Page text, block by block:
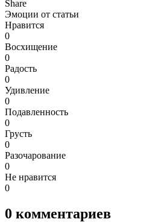
Share
Эмоции от статьи
Нравится
0
Восхищение
0
Радость
0
Удивление
0
Подавленность
0
Грусть
0
Разочарование
0
Не нравится
0
0 комментариев